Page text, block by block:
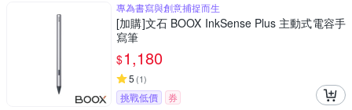
專為書寫與創意捕捉而生
[加購]文石 BOOX InkSense Plus 主動式電容手
寫筆
$1,180
5 (1)
挑戰低價
券